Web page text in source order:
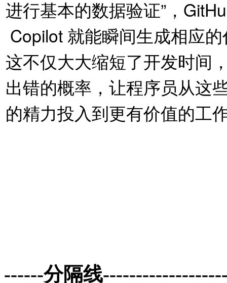
进行基本的数据验证”，
Copilot 就能瞬间生成相应
这不仅大大缩短了开发时间
出错的概率，让程序员从这
的精力投入到更有价值的工
------分隔线